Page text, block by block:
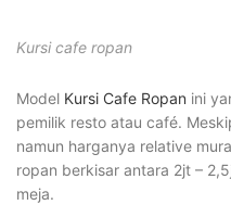
Kursi cafe ropan
Model Kursi Cafe Ropan ini
pemilik resto atau café.
namun harganya relative
ropan berkisar antara 2jt –
meja.